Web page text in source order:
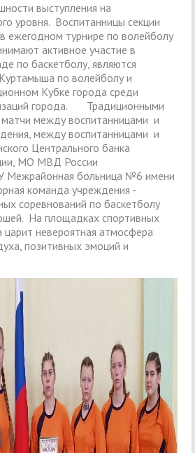
выступления на
уровня. Воспитанницы секции
ежегодном турнире по волейболу
активное участие в
по баскетболу, являются
по волейболу и
Кубке города среди
города. Традиционными
между воспитанницами и
между воспитанницами и
Центрального банка
МО МВД России
Межрайонная больница №6 имени
команда учреждения -
соревнований по баскетболу
На площадках спортивных
царит невероятная атмосфера
позитивных эмоций и